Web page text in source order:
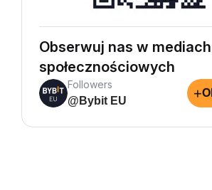
Obserwuj nas w mediach
społecznościowych
Followers
@Bybit EU
+